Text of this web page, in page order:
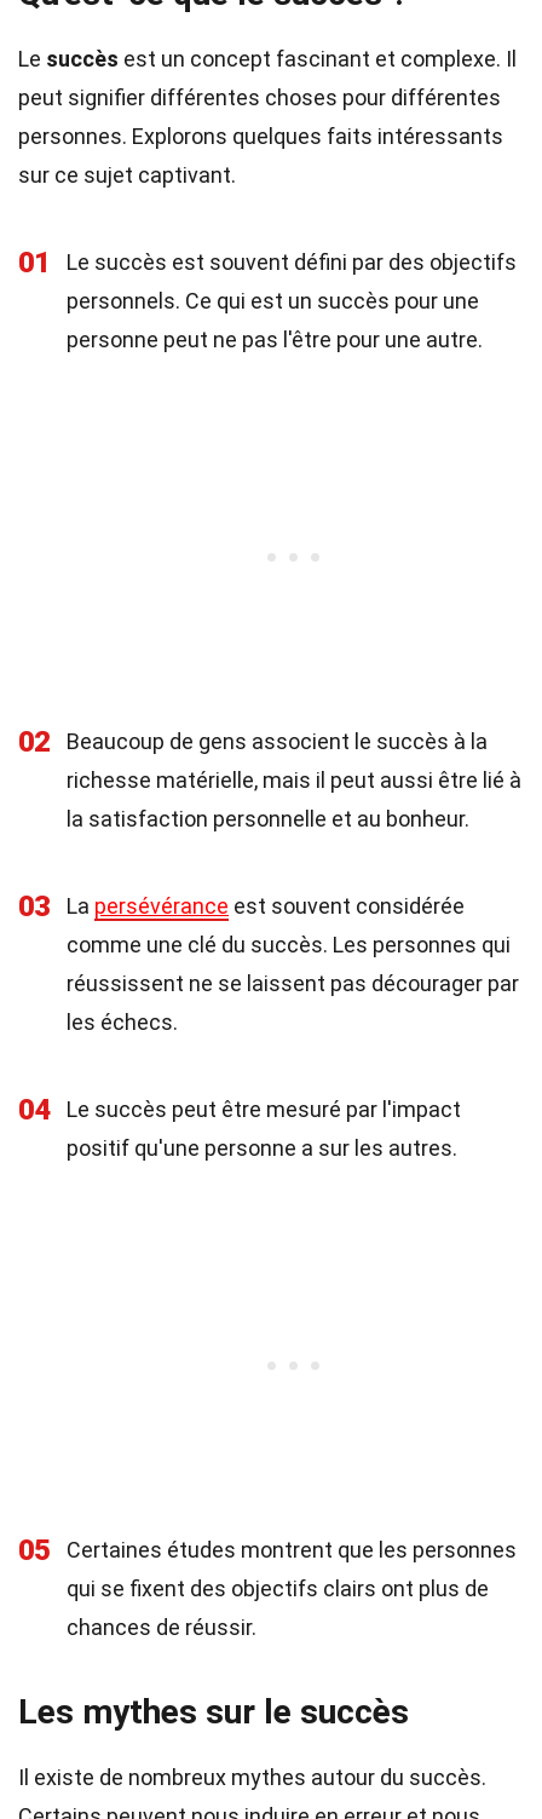
Le succès est un concept fascinant et complexe. Il
peut signifier différentes choses pour différentes
personnes. Explorons quelques faits intéressants
sur ce sujet captivant.
01
Le succès est souvent défini par des objectifs
personnels. Ce qui est un succès pour une
personne peut ne pas l'être pour une autre.
02
Beaucoup de gens associent le succès à la
richesse matérielle, mais il peut aussi être lié à
la satisfaction personnelle et au bonheur.
03 La persévérance est souvent considérée
comme une clé du succès. Les personnes qui
réussissent ne se laissent pas décourager par
les échecs.
04
Le succès peut être mesuré par l'impact
positif qu'une personne a sur les autres.
05
Certaines études montrent que les personnes
qui se fixent des objectifs clairs ont plus de
chances de réussir.
Les mythes sur le succès
Il existe de nombreux mythes autour du succès.